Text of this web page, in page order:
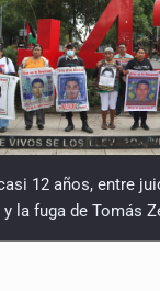
12 años, entre
la fuga de Tomás